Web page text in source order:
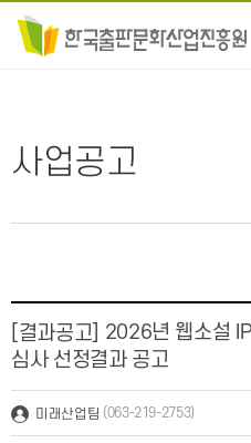
사업공고
[결과공고]
2026년 웹소설
심사 선정결과 공고
미래산업팀 (063-219-2753)